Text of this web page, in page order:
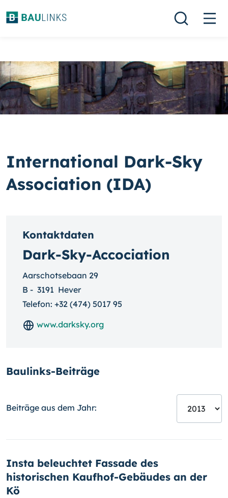
International Dark-Sky
Association (IDA)
Kontaktdaten
Dark-Sky-Accociation
Aarschotsebaan 29
B - 3191 Hever
Telefon: +32 (474) 5017 95
www.darksky.org
Baulinks-Beiträge
Beiträge aus dem Jahr:
Insta beleuchtet Fassade des
historischen Kaufhof-Gebäudes an der
Kö